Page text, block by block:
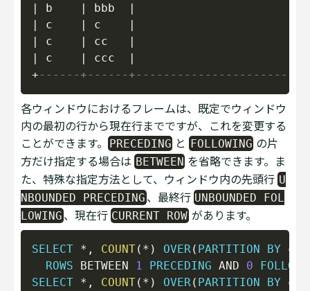
|
b | bbb
|
|
c | c
|
|
c | cc
|
|
c | ccc
|
+------+------
各ウィンドウにおけるフレームは、既定でウィンドウ
内の最初の行から現在行までですが、これを変更する
ことができます。
PRECEDING とFOLLOWING の片
方だけ指定する場合は BETWEEN を省略できます。ま
た、特殊な指定方法として、ウィンドウ内の先頭行 U
NBOUNDED PRECEDING、最終行 UNBOUNDED FOL
LOWING、現在行 CURRENT ROWがあります。
SELECT * , COUNT( * ) OVER ( PARTITION BY c1
ROWS
BETWEEN 1 PRECEDING AND 0
SELECT * , COUNT( * ) OVER ( PARTITION BY c1